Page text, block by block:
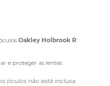
Oakley Holbrook R
e proteger as lentes
óculos não está inclusa.